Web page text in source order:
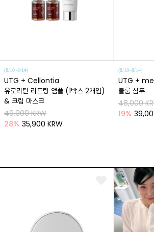
UTG + Cellontia
유로리틴 리프팅 앰플 (1박스 2개입)
& 크림 마스크
(8/10~8/14)
49,900 KRW
28% 35,900 KRW
UTG +
블룸 샴푸
(8/10~8/14)
48,000
19%